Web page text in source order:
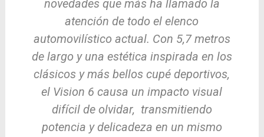
novedades que más ha llamado la
atención de todo el elenco
automovilístico actual. Con 5,7 metros
de largo y una estética inspirada en los
clásicos y más bellos cupé deportivos,
el Vision 6 causa un impacto visual
difícil de olvidar, transmitiendo
potencia y delicadeza en un mismo